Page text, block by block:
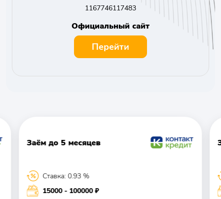
1167746117483
Официальный сайт
Перейти
Заём до 5 месяцев
Ставка: 0.93 %
15000 - 100000 ₽